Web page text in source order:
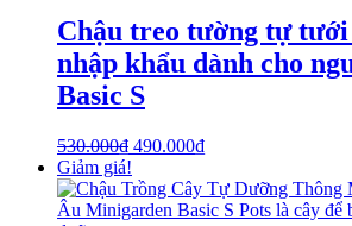
Chậu treo tường tự
nhập khẩu dành cho
Basic S
530.000₫ 490.000₫
Giảm giá!